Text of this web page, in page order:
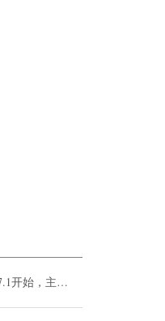
文章底部广告无法...